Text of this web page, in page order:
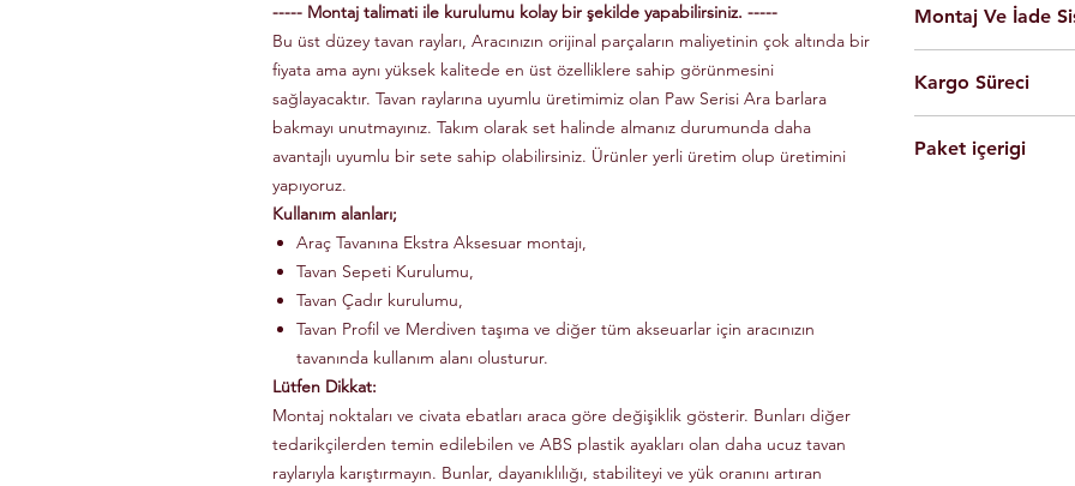
----- Montaj talimati ile kurulumu kolay bir şekilde yapabilirsiniz. -----
Bu üst düzey tavan rayları, Aracınızın orijinal parçaların maliyetinin çok altında bir
fiyata ama aynı yüksek kalitede en üst özelliklere sahip görünmesini
sağlayacaktır. Tavan raylarına uyumlu üretimimiz olan Paw Serisi Ara barlara
bakmayı unutmayınız. Takım olarak set halinde almanız durumunda daha
avantajlı uyumlu bir sete sahip olabilirsiniz. Ürünler yerli üretim olup üretimini
yapıyoruz.
Kullanım alanları;
Araç Tavanına Ekstra Aksesuar montajı,
Tavan Sepeti Kurulumu,
Tavan Çadır kurulumu,
Tavan Profil ve Merdiven taşıma ve diğer tüm akseuarlar için aracınızın
tavanında kullanım alanı olusturur.
Lütfen Dikkat:
Montaj noktaları ve civata ebatları araca göre değişiklik gösterir. Bunları diğer
tedarikçilerden temin edilebilen ve ABS plastik ayakları olan daha ucuz tavan
raylarıyla karıştırmayın. Bunlar, dayanıklılığı, stabiliteyi ve yük oranını artıran
Kolay montaj.
Talimatlar ve
Siyah Ve Gri Renk
Döküm
Yerli üretim.
80 KG yük
Montaj Ve İade
olarak
Ürünleri son
yapabilmesi için
Tüm ürünlerde
Kargo Süreci
Saat 14'ekadar
Paket içerigi